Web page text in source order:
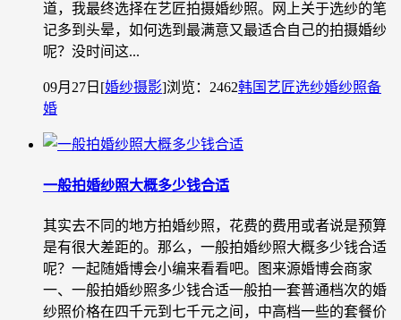
道，我最终选择在艺匠拍摄婚纱照。网上关于选纱的笔
记多到头晕，如何选到最满意又最适合自己的拍摄婚纱
呢？没时间这...
09月27日 [婚纱摄影]浏览：2462韩国艺匠选纱婚纱照​备
婚
一般拍婚纱照大概多少钱合适
其实去不同的地方拍婚纱照，花费的费用或者说是预算
是有很大差距的。那么，一般拍婚纱照大概多少钱合适
呢？一起随婚博会小编来看看吧。图来源婚博会商家
一、一般拍婚纱照多少钱合适一般拍一套普通档次的婚
纱照价格在四千元到七千元之间，中高档一些的套餐价